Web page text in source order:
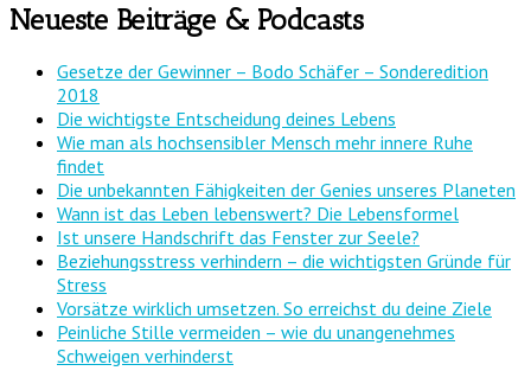
Neueste Beiträge & Podcasts
Gesetze der Gewinner – Bodo Schäfer – Sonderedition
2018
Die wichtigste Entscheidung deines Lebens
Wie man als hochsensibler Mensch mehr innere Ruhe
findet
Die unbekannten Fähigkeiten der Genies unseres Planeten
Wann ist das Leben lebenswert? Die Lebensformel
Ist unsere Handschrift das Fenster zur Seele?
Beziehungsstress verhindern – die wichtigsten Gründe für
Stress
Vorsätze wirklich umsetzen. So erreichst du deine Ziele
Peinliche Stille vermeiden – wie du unangenehmes
Schweigen verhinderst